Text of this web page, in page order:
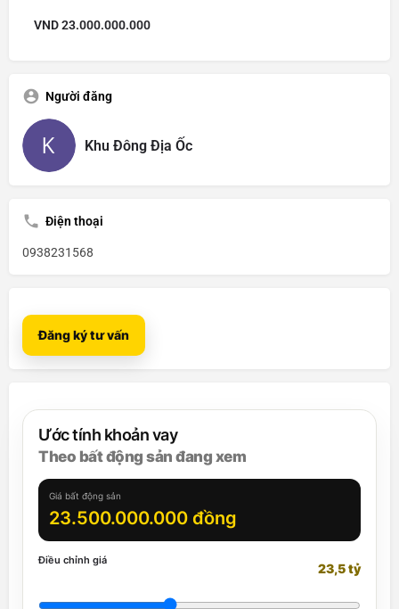
VND23.000.000.000
Người đăng
Khu Đông Địa Ốc
Điện thoại
0938231568
Đăng ký tư vấn
Ước tính khoản vay
Theo bất động sản đang xem
Giá bất động sản
23.500.000.000 đồng
Điều chỉnh giá
23,5 tỷ